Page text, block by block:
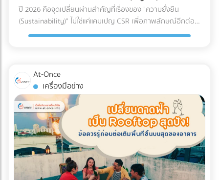
ที่เดียว: Digital Marketing Agency: ผู้เชี่ยวชาญด้านการวาง
กลยุทธ์และยิงแอดเจาะตลาดต่างชาติ Web Developer / UX-UI
Designer: ทีมสร้าง Landing Page และระบบ Direct Booking
เป็นยอดจองหรือยัง? เข้ามาเปรียบเทียบผลงานและติดต่อเอเจน
ซี่ระดับมืออาชีพได้ฟรีทันทีที่ At-once ให้เราเป็นสะพานเชื่อมธุรกิจ
คุณสู่ความสำเร็จ!
คุณแอบขายสินค้าแบบไม่มีใบกำกับภาษี (ขายของเถื่อน/ขายตัด
ราคา) 4. ค่าใช้จ่ายเบ็ดเตล็ดและค่ารับรองพุ่งสูงปรี๊ด การยัด
"รายจ่ายส่วนตัว" เข้ามาเป็น "ค่าใช้จ่ายบริษัท" เป็นเรื่องที่ AI จับ
ทางได้ง่ายมาก หากหมวดหมู่ค่ารับรอง ค่าเดินทาง หรือค่าใช้จ่าย
ได้เลย 5. ทำธุรกรรมคริปโตฯ หรือ Digital Assets โดยไม่ลง
บัญชี การรับชำระค่าสินค้าจากคู่ค้าต่างประเทศด้วย
Cryptocurrency แล้วไม่แปลงค่าเงินมาบันทึกเป็นรายได้ หรือโอน
เข้ากระเป๋าส่วนตัว ถือเป็นการหลบเลี่ยงภาษีที่ปัจจุบันสรรพากร
ร่วมมือกับกระดานเทรด (Exchange) เพื่อตรวจสอบร่องรอย
(Blockchain Tracing) ได้อย่างแม่นยำ อย่ารอให้จดหมาย
ประเมินภาษีย้อนหลังส่งมาถึงบริษัท! การป้องกันที่ดีที่สุดคือการ
วางโครงสร้างระบบบัญชีที่โปร่งใสและถูกต้องตามกฎหมาย หาก
คุณต้องการเปลี่ยนผู้ทำบัญชี หรือกำลังมองหาสำนักงานบัญชีที่
FSC
ปี 2026 คือจุดเปลี่ยนผ่านสำคัญที่เรื่องของ "ความยั่งยืน
(Sustainability)" ไม่ใช่แค่แคมเปญ CSR เพื่อภาพลักษณ์อีกต่อ
ไป แต่กลายเป็น "กำแพงภาษี" และ "ข้อกีดกันทางการค้า" ที่ส่ง
ของคุณผลิตบรรจุภัณฑ์ที่รีไซเคิลยาก หรือปล่อยคาร์บอนสูง
ลูกค้ารายใหญ่ระดับโลกจะตัดคุณออกจาก Supply Chain ทันที
นี่คือเหตุผลว่าทำไมการเปลี่ยนมาใช้วัสดุรักษ์โลกจึงเป็นทางรอด
เดียว ทำไมต้องเป็นกระดาษ FSC และ หมึกถั่วเหลือง (Soy Ink)?
เมื่อพูดถึงการพิมพ์บรรจุภัณฑ์ องค์ประกอบหลักที่ถูกเพ่งเล็งคือ
"กระดาษ" และ "หมึกพิมพ์" กระดาษ FSC (Forest Stewardship
Council): คือกระดาษที่ได้รับการรับรองว่ามาจากป่าปลูกเชิง
พาณิชย์ที่มีการจัดการอย่างยั่งยืน ไม่ตัดไม้ทำลายป่า การใช้
สัญลักษณ์ FSC บนบรรจุภัณฑ์คือใบผ่านทางชั้นดีที่ช่วยให้สินค้า
At-Once
เครื่องมือช่าง